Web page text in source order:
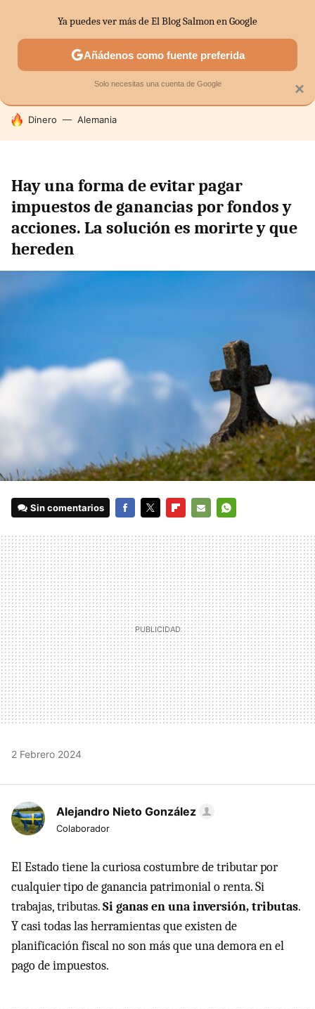
SECTORES ECONOMÍA DOMÉSTICA MERCADOS
HOY SE HABLA DE
Dinero Alemania
Hay una forma de evitar pagar
impuestos de ganancias por fondos y
acciones. La solución es morirte y que
hereden
Sin comentarios
MAIL
2 Febrero 2024
Alejandro Nieto González
Colaborador
El Estado tiene la curiosa costumbre de tributar por
cualquier tipo de ganancia patrimonial o renta. Si
trabajas, tributas.Si ganas en una inversión, tributas.
Y casi todas las herramientas que existen de
planificación fiscal no son más que una demora en el
pago de impuestos.
×
Ya puedes ver más de El Blog Salmon en Google
Añádenos como fuente preferida
Solo necesitas una cuenta de Google